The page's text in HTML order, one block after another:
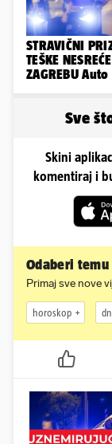
STRAVIČNI
TEŠKE
ZAGREBU Auto
Sve
Skini
komentiraj i
Odaberi
Primaj sve nove
horoskop